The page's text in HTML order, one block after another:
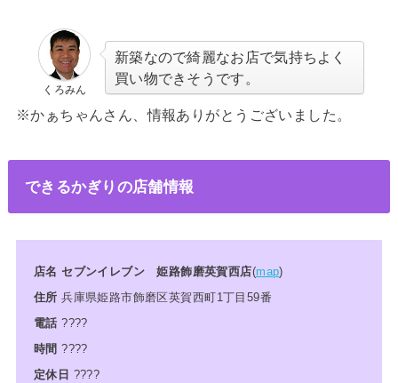
くろみん
新築なので綺麗なお店で気持ちよく
買い物できそうです。
※かぁちゃんさん、情報ありがとうございました。
できるかぎりの店舗情報
店名 セブンイレブン 姫路飾磨英賀西店(map)
住所兵庫県姫路市飾磨区英賀西町1丁目59番
電話 ????
時間 ????
定休日 ????